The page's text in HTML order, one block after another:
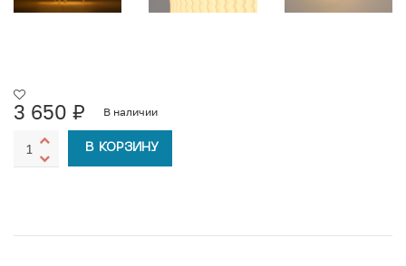
3 650 ₽ В наличии
В КОРЗИНУ